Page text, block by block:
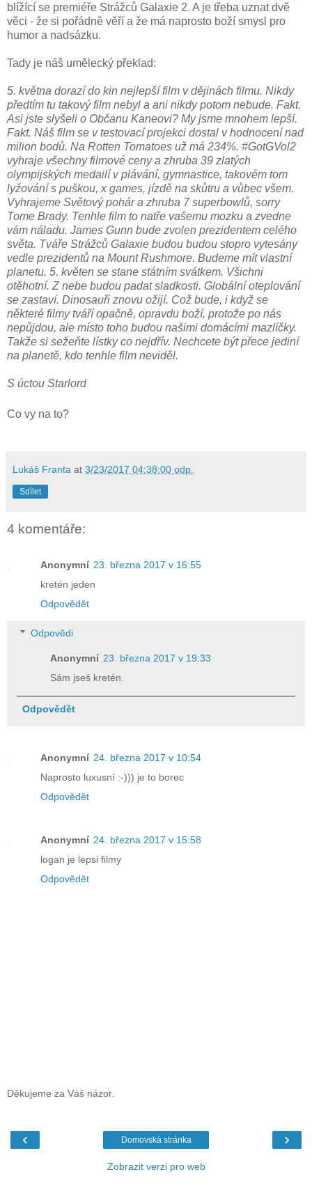
blížící se premiéře Strážců Galaxie 2. A je třeba uznat dvě
věci - že si pořádně věří a že má naprosto boží smysl pro
humor a nadsázku.
Tady je náš umělecký překlad:
5. května dorazí do kin nejlepší film v dějinách filmu. Nikdy
předtím tu takový film nebyl a ani nikdy potom nebude. Fakt.
Asi jste slyšeli o Občanu Kaneovi? My jsme mnohem lepší.
Fakt. Náš film se v testovací projekci dostal v hodnocení nad
milion bodů. Na Rotten Tomatoes už má 234%. #GotGVol2
vyhraje všechny filmové ceny a zhruba 39 zlatých
olympijských medailí v plávání, gymnastice, takovém tom
lyžování s puškou, x games, jízdě na skůtru a vůbec všem.
Vyhrajeme Světový pohár a zhruba 7 superbowlů, sorry
Tome Brady. Tenhle film to natře vašemu mozku a zvedne
vám náladu. James Gunn bude zvolen prezidentem celého
světa. Tváře Strážců Galaxie budou budou stopro vytesány
vedle prezidentů na Mount Rushmore. Budeme mít vlastní
planetu. 5. květen se stane státním svátkem. Všichni
otěhotní. Z nebe budou padat sladkosti. Globální oteplování
se zastaví. Dinosauři znovu ožijí. Což bude, i když se
některé filmy tváří opačně, opravdu boží, protože po nás
nepůjdou, ale místo toho budou našimi domácími mazlíčky.
Takže si sežeňte lístky co nejdřív. Nechcete být přece jediní
na planetě, kdo tenhle film neviděl.
S úctou Starlord
Co vy na to?
Lukáš Franta at 3/23/2017 04:38:00 odp.
Sdílet
4 komentáře:
Anonymní 23. března 2017 v 16:55
kretén jeden
Odpovědět
Odpovědi
Anonymní 23. března 2017 v 19:33
Sám jseš kretén.
Odpovědět
Anonymní 24. března 2017 v 10:54
Naprosto luxusní :-))) je to borec
Odpovědět
Anonymní 24. března 2017 v 15:58
logan je lepsi filmy
Odpovědět
Děkujeme za Váš názor.
‹ ›
Domovská stránka
Zobrazit verzi pro web